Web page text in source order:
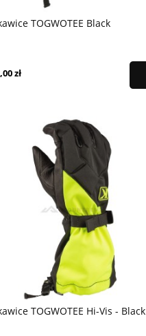
TOGWOTEE Black
zł
TOGWOTEE Hi-Vis - Black